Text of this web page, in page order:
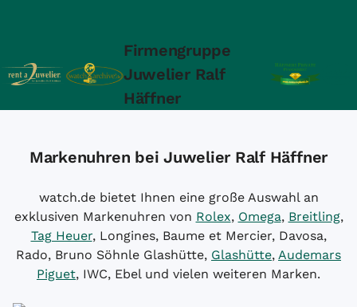
Firmengruppe
Juwelier Ralf
Häffner
Markenuhren bei Juwelier Ralf Häffner
watch.de bietet Ihnen eine große Auswahl an
exklusiven Markenuhren von Rolex, Omega, Breitling,
Tag Heuer, Longines, Baume et Mercier, Davosa,
Rado, Bruno Söhnle Glashütte, Glashütte, Audemars
Piguet, IWC, Ebel und vielen weiteren Marken.